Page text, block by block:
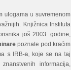
ulogama u suvremenom
Knjižnica Instituta
još 2003. godine,
poznate pod kraćim
s IRB-a, koje se na taj
informacija,